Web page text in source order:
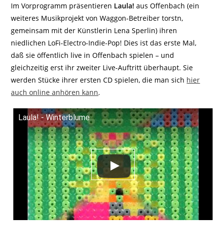
Im Vorprogramm präsentieren Laula!aus Offenbach (ein
weiteres Musikprojekt von Waggon-Betreiber torstn,
gemeinsam mit der Künstlerin Lena Sperlin) ihren
niedlichen LoFi-Electro-Indie-Pop! Dies ist das erste Mal,
daß sie öffentlich live in Offenbach spielen – und
gleichzeitig erst ihr zweiter Live-Auftritt überhaupt. Sie
werden Stücke ihrer ersten CD spielen, die man sich hier
auch online anhören kann.
Laula! - Winterblume